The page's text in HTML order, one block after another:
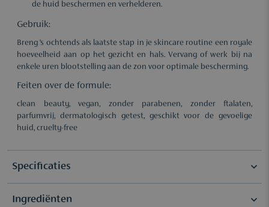
de huid beschermen en verhelderen.
Gebruik:
Breng ’s ochtends als laatste stap in je skincare routine een royale
hoeveelheid aan op het gezicht en hals. Vervang of werk bij na
enkele uren blootstelling aan de zon voor optimale bescherming.
Feiten over de formule:
clean beauty, vegan, zonder parabenen, zonder ftalaten,
parfumvrij, dermatologisch getest, geschikt voor de gevoelige
huid, cruelty-free
Specificaties
Ingrediënten